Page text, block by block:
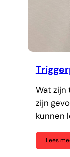
Wat zijn
zijn
kunnen
Lees